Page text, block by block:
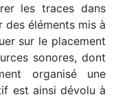
les traces dans
des éléments mis à
sur le placement
sonores, dont
organisé une
est ainsi dévolu à